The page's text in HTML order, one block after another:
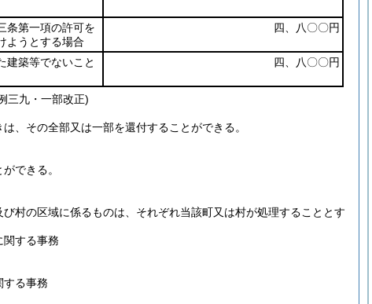
条第一項の許可を
ようとする場合
四、八〇〇円
建築等でないこと
四、八〇〇円
三九・一部改正)
、その全部又は一部を還付することができる。
できる。
村の区域に係るものは、それぞれ当該町又は村が処理することとす
関する事務
する事務